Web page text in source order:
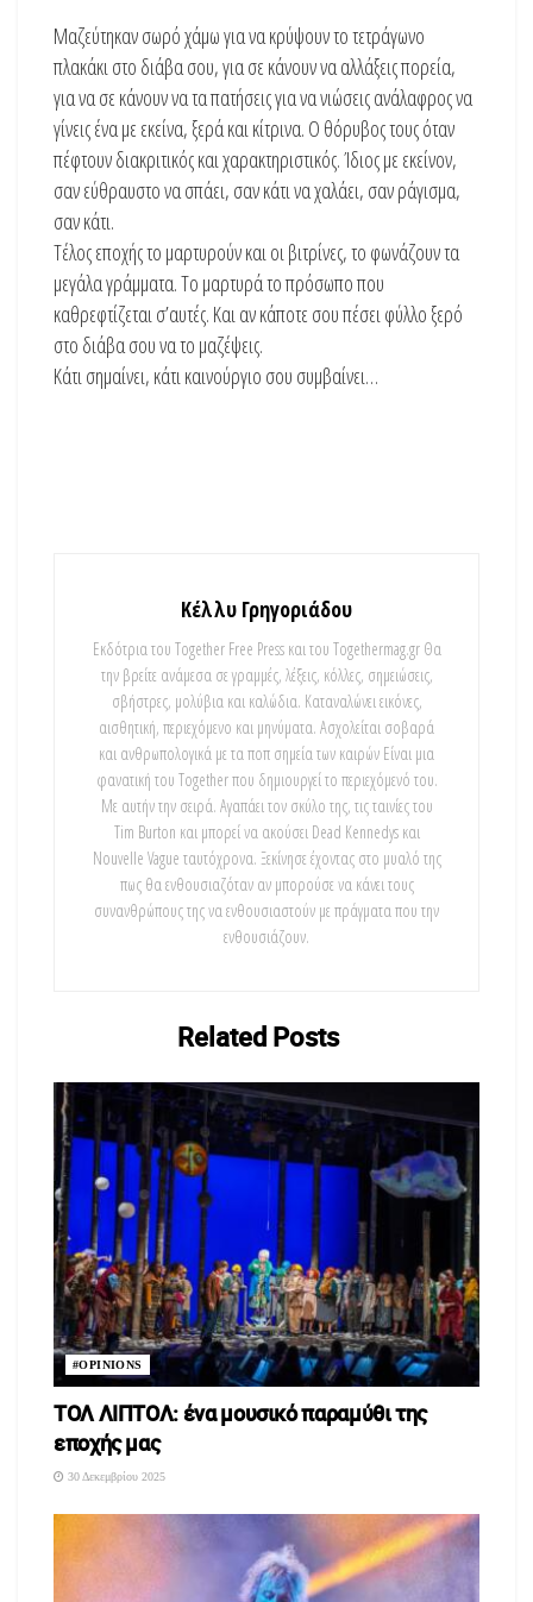
Μαζεύτηκαν σωρό χάμω για να κρύψουν το τετράγωνο
πλακάκι στο διάβα σου, για σε κάνουν να αλλάξεις πορεία,
για να σε κάνουν να τα πατήσεις για να νιώσεις ανάλαφρος να
γίνεις ένα με εκείνα, ξερά και κίτρινα. Ο θόρυβος τους όταν
πέφτουν διακριτικός και χαρακτηριστικός. Ίδιος με εκείνον,
σαν εύθραυστο να σπάει, σαν κάτι να χαλάει, σαν ράγισμα,
σαν κάτι.
Τέλος εποχής το μαρτυρούν και οι βιτρίνες, το φωνάζουν τα
μεγάλα γράμματα. Το μαρτυρά το πρόσωπο που
καθρεφτίζεται σ’αυτές. Και αν κάποτε σου πέσει φύλλο ξερό
στο διάβα σου να το μαζέψεις.
Κάτι σημαίνει, κάτι καινούργιο σου συμβαίνει…
Κέλλυ Γρηγοριάδου
Εκδότρια του Together Free Press και του Togethermag.gr Θα
την βρείτε ανάμεσα σε γραμμές, λέξεις, κόλλες, σημειώσεις,
σβήστρες, μολύβια και καλώδια. Καταναλώνει εικόνες,
αισθητική, περιεχόμενο και μηνύματα. Ασχολείται σοβαρά
και ανθρωπολογικά με τα ποπ σημεία των καιρών Είναι μια
φανατική του Τοgether που δημιουργεί το περιεχόμενό του.
Με αυτήν την σειρά. Αγαπάει τον σκύλο της, τις ταινίες του
Tim Burton και μπορεί να ακούσει Dead Kennedys και
Nouvelle Vague ταυτόχρονα. Ξεκίνησε έχοντας στο μυαλό της
πως θα ενθουσιαζόταν αν μπορούσε να κάνει τους
συνανθρώπους της να ενθουσιαστούν με πράγματα που την
ενθουσιάζουν.
RelatedPosts
#OPINIONS
ΤΟΛ ΛΙΠΤΟΛ: ένα μουσικό παραμύθι της
εποχής μας
30 Δεκεμβρίου 2025